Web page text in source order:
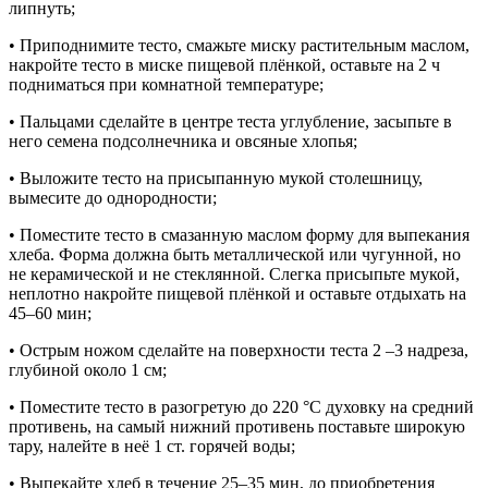
липнуть;
• Приподнимите тесто, смажьте миску растительным маслом,
накройте тесто в миске пищевой плёнкой, оставьте на 2 ч
подниматься при комнатной температуре;
• Пальцами сделайте в центре теста углубление, засыпьте в
него семена подсолнечника и овсяные хлопья;
• Выложите тесто на присыпанную мукой столешницу,
вымесите до однородности;
• Поместите тесто в смазанную маслом форму для выпекания
хлеба. Форма должна быть металлической или чугунной, но
не керамической и не стеклянной. Слегка присыпьте мукой,
неплотно накройте пищевой плёнкой и оставьте отдыхать на
45–60 мин;
• Острым ножом сделайте на поверхности теста 2 –3 надреза,
глубиной около 1 см;
• Поместите тесто в разогретую до 220 °С духовку на средний
противень, на самый нижний противень поставьте широкую
тару, налейте в неё 1 ст. горячей воды;
• Выпекайте хлеб в течение 25–35 мин, до приобретения